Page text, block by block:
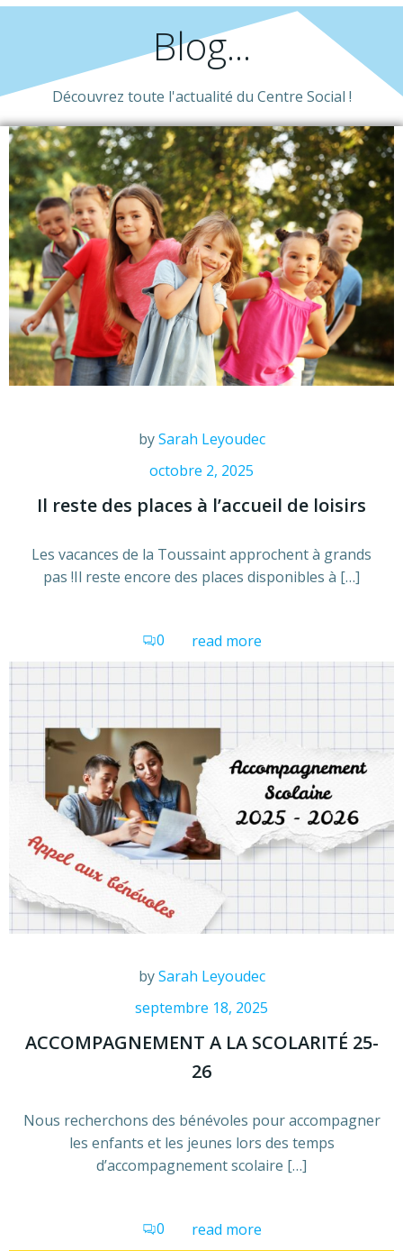
Blog...
Découvrez toute l'actualité du Centre Social !
bySarah Leyoudec
octobre 2, 2025
Il reste des places à l’accueil de loisirs
Les vacances de la Toussaint approchent à grands
pas !Il reste encore des places disponibles à […]
0 read more
bySarah Leyoudec
septembre 18, 2025
ACCOMPAGNEMENT A LA SCOLARITÉ 25-
26
Nous recherchons des bénévoles pour accompagner
les enfants et les jeunes lors des temps
d’accompagnement scolaire […]
0 read more